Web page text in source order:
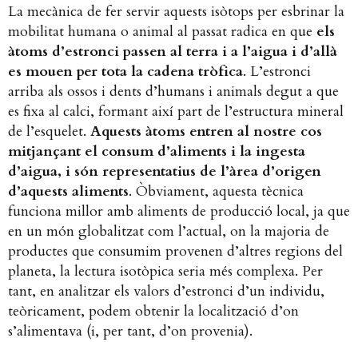
La mecànica de fer servir aquests isòtops per esbrinar la
mobilitat humana o animal al passat radica en que els
àtoms d’estronci passen al terra i a l’aigua i d’allà
es mouen per tota la cadena tròfica. L’estronci
arriba als ossos i dents d’humans i animals degut a que
es fixa al calci, formant així part de l’estructura mineral
de l’esquelet. Aquests àtoms entren al nostre cos
mitjançant el consum d’aliments i la ingesta
d’aigua, i són representatius de l’àrea d’origen
d’aquests aliments. Òbviament, aquesta tècnica
funciona millor amb aliments de producció local, ja que
en un món globalitzat com l’actual, on la majoria de
productes que consumim provenen d’altres regions del
planeta, la lectura isotòpica seria més complexa. Per
tant, en analitzar els valors d’estronci d’un individu,
teòricament, podem obtenir la localització d’on
s’alimentava (i, per tant, d’on provenia).